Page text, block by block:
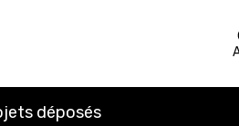
déposés